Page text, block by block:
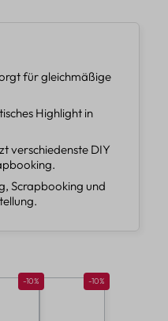
für gleichmäßige
Highlight in
verschiedenste DIY
Scrapbooking und
Rabatt 10%
-10% Rabatt 10%
-10%